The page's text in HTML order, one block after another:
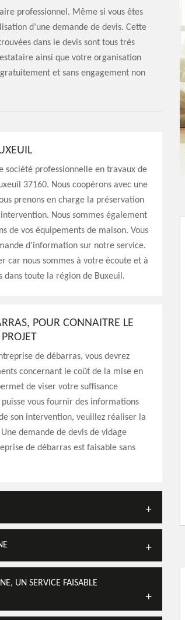
professionnel. Même si vous êtes
d’une demande de devis. Cette
dans le devis sont tous très
ainsi que votre organisation
et sans engagement non
société professionnelle en travaux de
37160. Nous coopérons avec une
prenons en charge la préservation
Nous sommes également
de vos équipements de maison. Vous
d’information sur notre service.
car nous sommes à votre écoute et à
toute la région de Buxeuil.
POUR CONNAITRE LE
de débarras, vous devrez
concernant le coût de la mise en
de viser votre suffisance
vous fournir des informations
son intervention, veuillez réaliser la
demande de devis de vidage
de débarras est faisable sans
UN SERVICE FAISABLE